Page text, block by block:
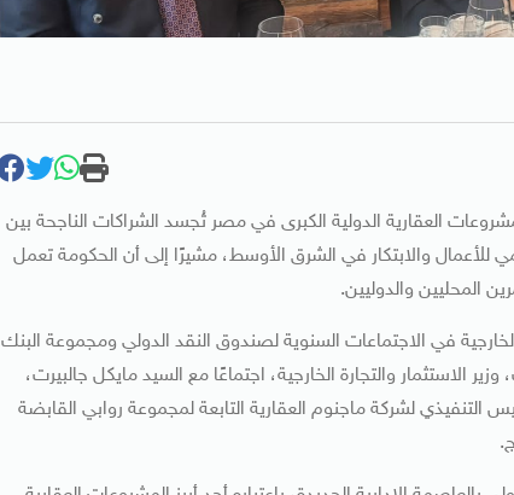
العقارية الدولية الكبرى في مصر تُجسد الشراكات الناجحة بين
للأعمال والابتكار في الشرق الأوسط، مشيرًا إلى أن الحكومة تعمل
المحليين والدوليين.
في الاجتماعات السنوية لصندوق النقد الدولي ومجموعة البنك
والتجارة الخارجية، اجتماعًا مع السيد مايكل جالبيرت،
التنفيذي لشركة ماجنوم العقارية التابعة لمجموعة روابي القابضة